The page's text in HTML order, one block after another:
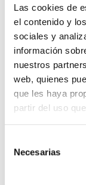
Las cookies de
el contenido y
sociales y
información
nuestros
web, quienes
que les haya
partir del uso
Necesarias
Importante:
(SIN IVA).
Los